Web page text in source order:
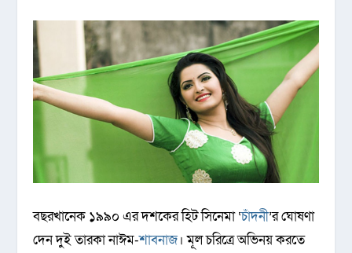
বছরখানেক ১৯৯০ এর দশকের হিট সিনেমা ‘চাঁদনী’র ঘোষণা
দেন দুই তারকা নাঈম-শাবনাজ। মূল চরিত্রে অভিনয় করতে